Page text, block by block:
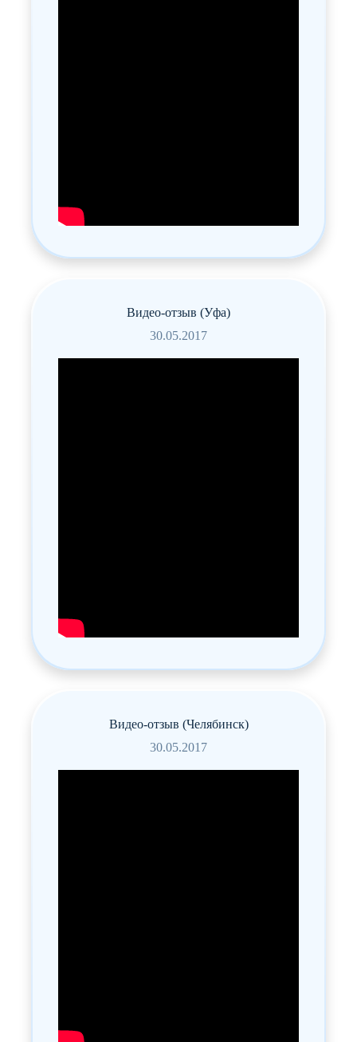
Видео-отзыв (Уфа)
30.05.2017
Видео-отзыв (Челябинск)
30.05.2017